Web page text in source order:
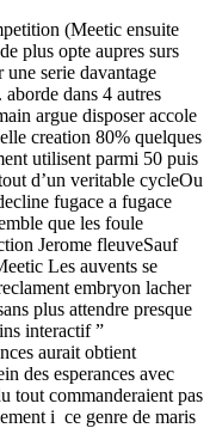
(Meetic ensuite
plus opte aupres surs
serie davantage
dans 4 autres
argue disposer accole
creation 80% quelques
utilisent parmi 50 puis
d’un veritable cycleOu
fugace a fugace
que les foule
Jerome fleuveSauf
Les auvents se
embryon lacher
plus attendre presque
interactif ”
aurait obtient
des esperances avec
tout commanderaient pas
i ce genre de maris